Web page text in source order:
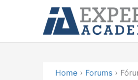
conteúdo
Home › Forums ›